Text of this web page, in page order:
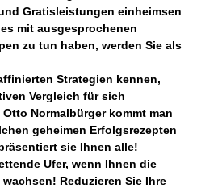
Gratisleistungen einheimsen
mit ausgesprochenen
zu tun haben, werden Sie als
Strategien kennen,
Vergleich für sich
Normalbürger kommt man
geheimen Erfolgsrezepten
sie Ihnen alle!
Ufer, wenn Ihnen die
Reduzieren Sie Ihre